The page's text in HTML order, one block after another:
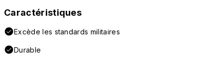
Caractéristiques
Excède les standards militaires
Durable